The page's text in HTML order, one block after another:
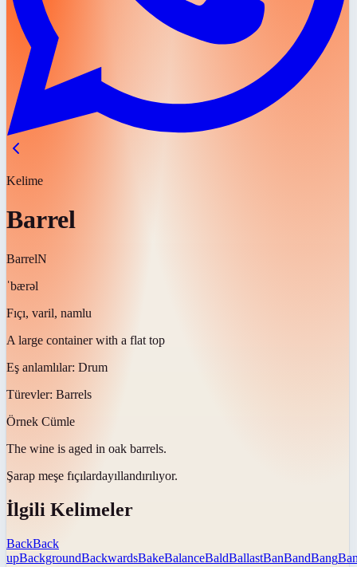
Kelime
Barrel
BarrelN
ˈbærəl
Fıçı, varil, namlu
A large container with a flat top
Eş anlamlılar: Drum
Türevler: Barrels
Örnek Cümle
The wine is aged in oak barrels.
Şarap meşe fıçılardayıllandırılıyor.
İlgili Kelimeler
BackBack
upBackgroundBackwardsBakeBalanceBaldBallastBanBandBang